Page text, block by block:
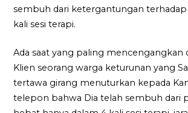
sembuh dari ketergantungan
kali sesi terapi.
Ada saat yang paling mencengangkan
Klien seorang warga keturunan yang
tertawa girang menuturkan kepada
telepon bahwa Dia telah sembuh dari